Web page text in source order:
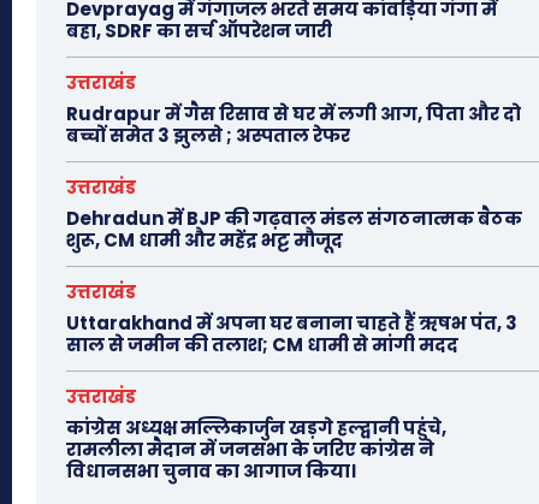
Devprayag में गंगाजल भरते समय कांवड़िया गंगा में
बहा, SDRF का सर्च ऑपरेशन जारी
उत्तराखंड
Rudrapur में गैस रिसाव से घर में लगी आग, पिता और दो
बच्चों समेत 3 झुलसे ; अस्पताल रेफर
उत्तराखंड
Dehradun में BJP की गढ़वाल मंडल संगठनात्मक बैठक
शुरू, CM धामी और महेंद्र भट्ट मौजूद
उत्तराखंड
Uttarakhand में अपना घर बनाना चाहते हैं ऋषभ पंत, 3
साल से जमीन की तलाश; CM धामी से मांगी मदद
उत्तराखंड
कांग्रेस अध्यक्ष मल्लिकार्जुन खड़गे हल्द्वानी पहुंचे,
रामलीला मैदान में जनसभा के जरिए कांग्रेस ने
विधानसभा चुनाव का आगाज किया।